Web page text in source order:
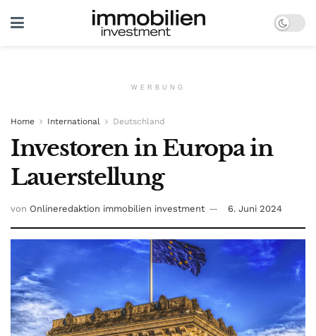
WERBUNG
Home International Deutschland
Investoren in Europa in
Lauerstellung
von Onlineredaktion immobilien investment 6. Juni 2024